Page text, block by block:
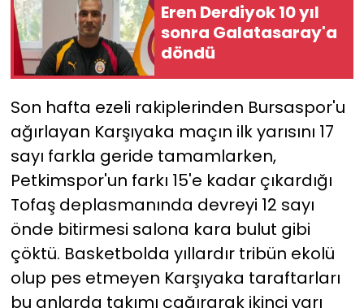
Eren Derdiyok 10 yıl
sonra Galatasaray'a
döndü
Son hafta ezeli rakiplerinden Bursaspor'u
ağırlayan Karşıyaka maçın ilk yarısını 17
sayı farkla geride tamamlarken,
Petkimspor'un farkı 15'e kadar çıkardığı
Tofaş deplasmanında devreyi 12 sayı
önde bitirmesi salona kara bulut gibi
çöktü. Basketbolda yıllardır tribün ekolü
olup pes etmeyen Karşıyaka taraftarları
bu anlarda takımı çağırarak ikinci yarı
Yurt